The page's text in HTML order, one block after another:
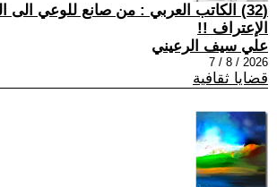
(32) الكاتب العربي : من صانع للوعي
الإعتراف !!
علي سيف الرعيني
2026 / 8 / 7
قضايا ثقافية